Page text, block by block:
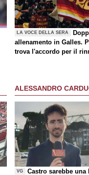
LA VOCE DELLA SERA
allenamento in Galles.
trova l'accordo per il
ALESSANDRO
VG Castro sarebbe una